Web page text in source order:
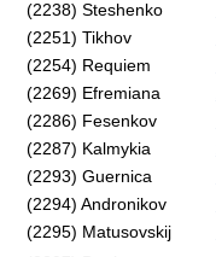
(2238) Steshenko
(2251) Tikhov
(2254) Requiem
(2269) Efremiana
(2286) Fesenkov
(2287) Kalmykia
(2293) Guernica
(2294) Andronikov
(2295) Matusovskij